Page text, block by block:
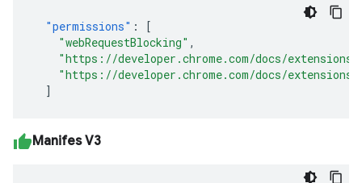
"permissions" :
[
"webRequestBlocking" ,
"https://developer.chrome.com/docs/
"https://developer.chrome.com/docs/
]
Manifes V3